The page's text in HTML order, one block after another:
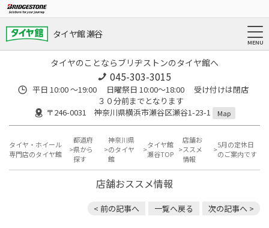
タイヤ館 瀬谷
タイヤのことならブリヂストンのタイヤ館へ
045-303-3015
平日 10:00 ～19:00 日曜祭日 10:00～18:00 受け付けは閉店
３０分前までとなります
〒246-0031 神奈川県横浜市瀬谷区瀬谷1-23-1
Map
タイヤ・ホイール
専門店のタイヤ館
都道府
県から
探す
神奈川県
のタイヤ
館
タイヤ館
瀬谷TOP
店舗お
ススメ
情報
5月の定休日
のご案内です
店舗おススメ情報
< 前の記事へ 一覧へ戻る 次の記事へ >